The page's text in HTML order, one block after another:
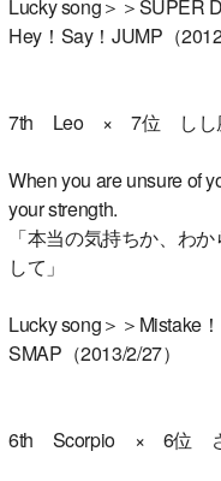
Lucky song＞＞SUPER
Hey！Say！JUMP（
7th Leo × 7位 しし
When you are unsure of
your strength.
「本当の気持ちか、わ
して」
Lucky song＞＞Mistake
SMAP（2013/2/27）
6th Scorpio × 6位